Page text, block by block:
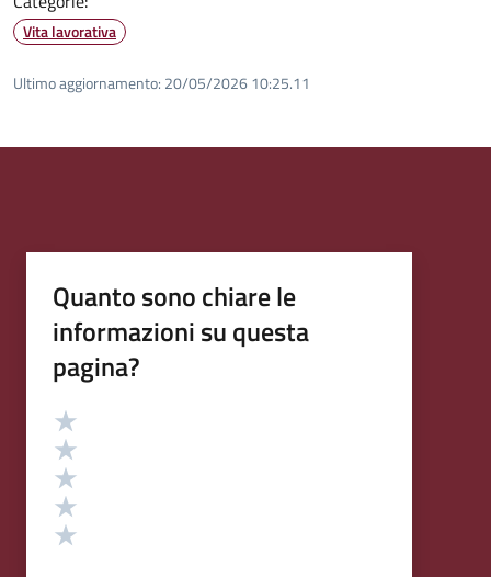
Vita lavorativa
Ultimo aggiornamento: 20/05/2026 10:25.11
Quanto sono chiare le
informazioni su questa
pagina?
Valutazione